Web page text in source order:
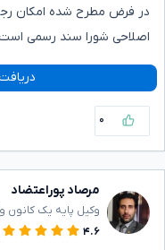
در فرض مطرح شده امکان
اصلاحی شورا سند رسمی
۰
مرصاد پوراعتضاد
وکیل پایه یک کانون
۴.۶